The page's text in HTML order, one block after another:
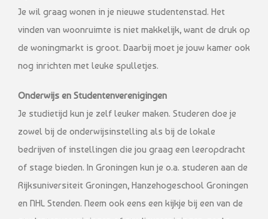
Je wil graag wonen in je nieuwe studentenstad. Het
vinden van woonruimte is niet makkelijk, want de druk op
de woningmarkt is groot. Daarbij moet je jouw kamer ook
nog inrichten met leuke spulletjes.
Onderwijs en Studentenverenigingen
Je studietijd kun je zelf leuker maken. Studeren doe je
zowel bij de onderwijsinstelling als bij de lokale
bedrijven of instellingen die jou graag een leeropdracht
of stage bieden. In Groningen kun je o.a. studeren aan de
Rijksuniversiteit Groningen, Hanzehogeschool Groningen
en NHL Stenden. Neem ook eens een kijkje bij een van de